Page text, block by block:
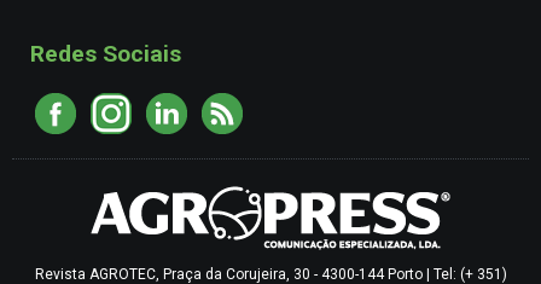
Redes Sociais
Revista AGROTEC, Praça da Corujeira, 30 - 4300-144 Porto | Tel: (+ 351)